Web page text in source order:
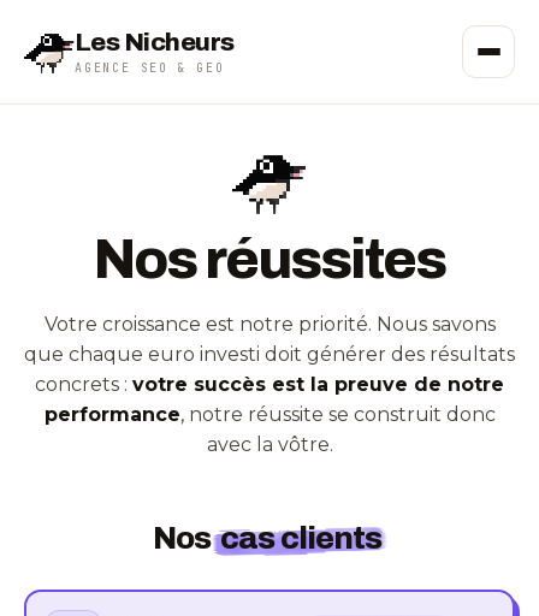
Les Nicheurs
AGENCE SEO & GEO
Nos réussites
Votre croissance est notre priorité. Nous savons
que chaque euro investi doit générer des résultats
concrets : votre succès est la preuve de notre
performance, notre réussite se construit donc
avec la vôtre.
Noscas clients